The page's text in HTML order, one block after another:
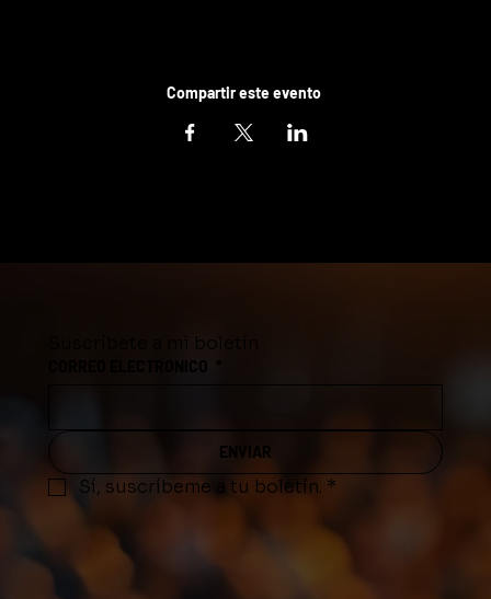
Compartir este evento
Suscríbete a mi boletín
CORREO ELECTRONICO
ENVIAR
Sí, suscríbeme a tu boletín. *